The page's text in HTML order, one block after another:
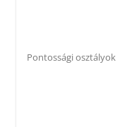
Pontossági osztályok